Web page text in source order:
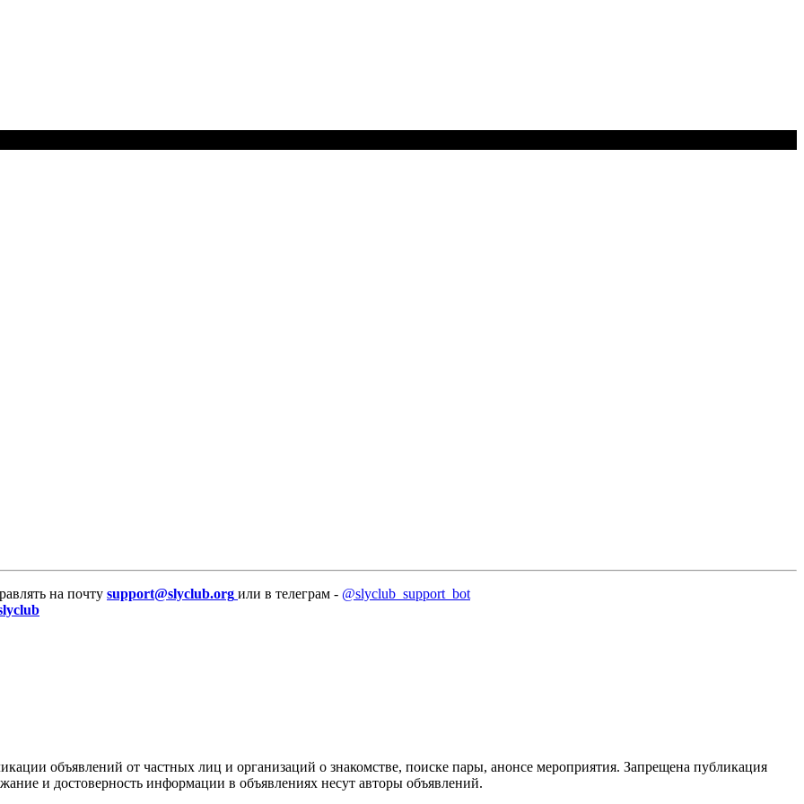
на почту support@slyclub.org или в телеграм - @slyclub_support_bot
объявлений от частных лиц и организаций о знакомстве, поиске пары, анонсе мероприятия. Запрещена публикация
и достоверность информации в объявлениях несут авторы объявлений.